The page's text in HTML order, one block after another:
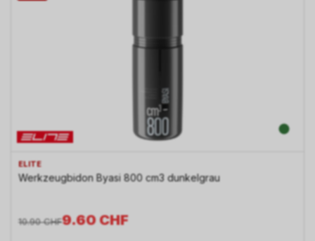
ELITE
Werkzeugbidon Byasi 800 cm3 dunkelgrau
9.60CHF
10.90 CHF